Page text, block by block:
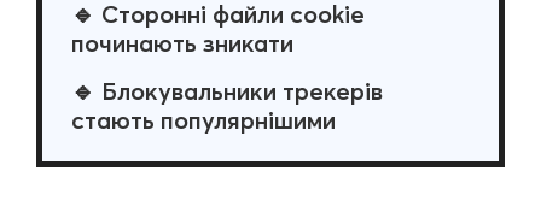
🔹 Сторонні файли cookie
починають зникати
🔹 Блокувальники трекерів
стають популярнішими